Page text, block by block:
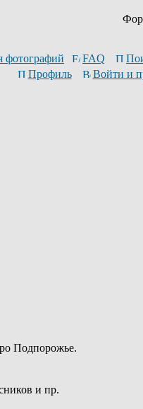
фотографий FAQ
Профиль
Войти и
Подпорожье.
и пр.